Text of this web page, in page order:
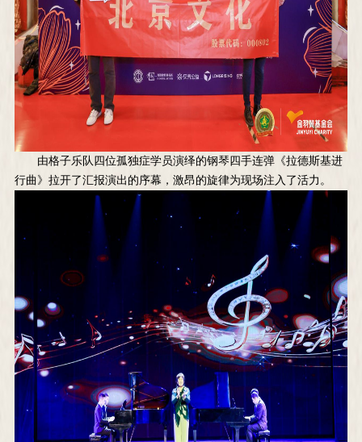
由格子乐队四位孤独症学员演绎的钢琴四手连弹《拉德斯基进
行曲》拉开了汇报演出的序幕，激昂的旋律为现场注入了活力。